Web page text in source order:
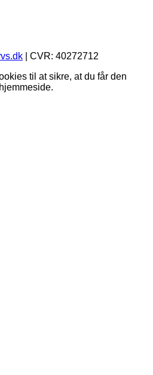
| CVR: 40272712
til at sikre, at du får den